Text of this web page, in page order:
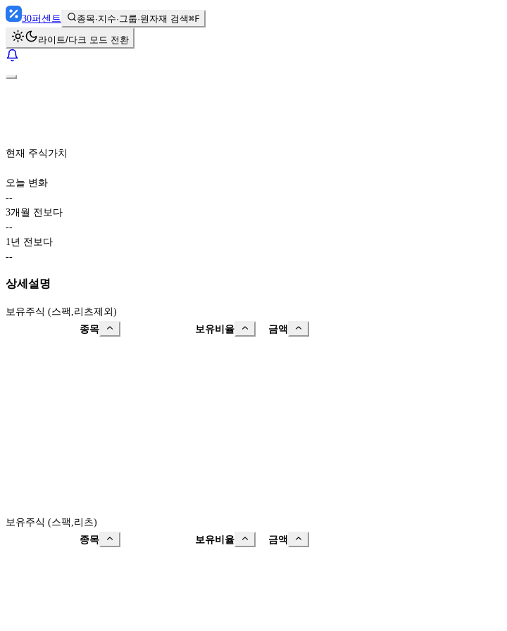
30퍼센트 종목·지수·그룹·원자재 검색⌘F
라이트/다크 모드 전환
현재 주식가치
오늘 변화
--
3개월 전보다
--
1년 전보다
--
상세설명
보유주식 (스팩,리츠제외)
종목
보유비율 금액
보유주식 (스팩,리츠)
종목
보유비율 금액